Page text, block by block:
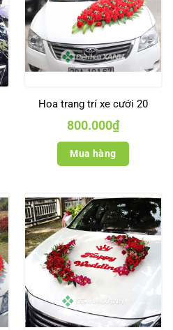
Hoa trang trí xe cưới 20
800.000₫
Mua hàng